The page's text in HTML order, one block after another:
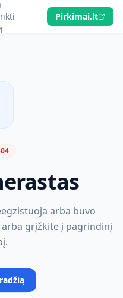
Pirkimai.lt
arba buvo
grįžkite į pagrindinį